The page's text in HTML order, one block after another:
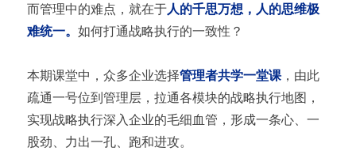
而管理中的难点，就在于人的千思万想，人的思维极
难统一。 如何打通战略执行的一致性？
本期课堂中，众多企业选择管理者共学一堂课，由此
疏通一号位到管理层，拉通各模块的战略执行地图，
实现战略执行深入企业的毛细血管，形成一条心、一
股劲、力出一孔、跑和进攻。